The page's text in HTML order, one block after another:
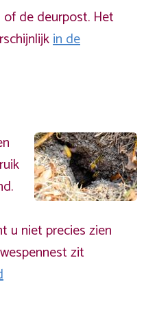
de deurpost. Het
in de
u niet precies zien
zit